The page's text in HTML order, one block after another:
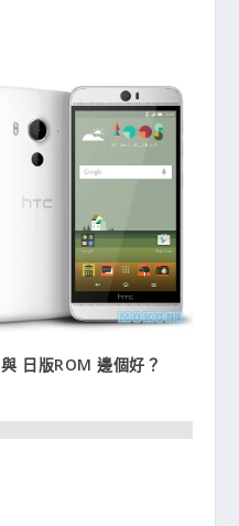
日版ROM 邊個好？